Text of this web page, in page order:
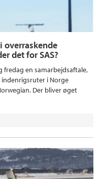
overraskende
det for SAS?
fredag en samarbejdsaftale,
i Norge
Der bliver øget